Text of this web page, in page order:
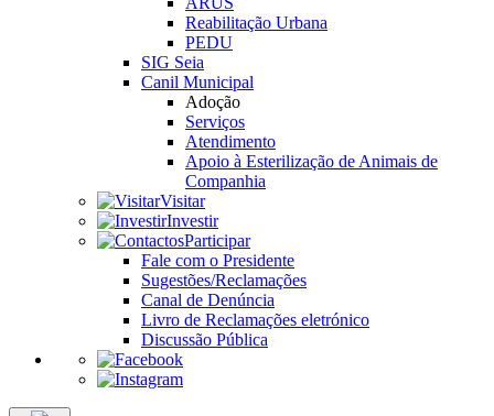
Reabilitação Urbana
PEDU
SIG Seia
Canil Municipal
Adoção
Serviços
Atendimento
Apoio à Esterilização de Animais de
Companhia
Visitar
Investir
Participar
Fale com o Presidente
Sugestões/Reclamações
Canal de Denúncia
Livro de Reclamações eletrónico
Discussão Pública